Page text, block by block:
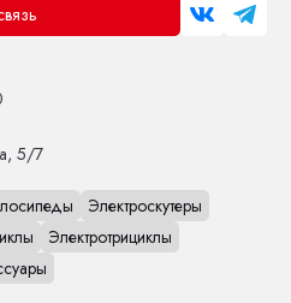
5/7
Электроскутеры
Электротрициклы